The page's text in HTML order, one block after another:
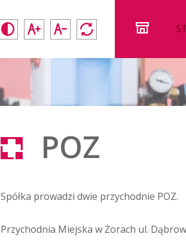
POZ
Spółka prowadzi dwie przychodnie POZ.
Przychodnia Miejska w Żorach ul.